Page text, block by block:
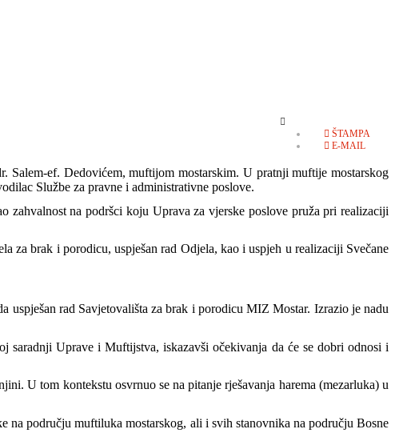
ŠTAMPA
E-MAIL
ef. Dedovićem, muftijom mostarskim. U pratnji muftije mostarskog
Službe za pravne i administrativne poslove.
na podršci koju Uprava za vjerske poslove pruža pri realizaciji
brak i porodicu, uspješan rad Odjela, kao i uspjeh u realizaciji Svečane
uspješan rad Savjetovališta za brak i porodicu MIZ Mostar. Izrazio je nadu
Uprave i Muftijstva, iskazavši očekivanja da će se dobri odnosi i
U tom kontekstu osvrnuo se na pitanje rješavanja harema (mezarluka) u
području muftiluka mostarskog, ali i svih stanovnika na području Bosne